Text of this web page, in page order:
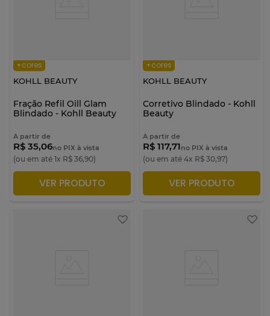
+cores
KOHLL BEAUTY
Fração Refil Oill Glam
Blindado - Kohll Beauty
A partir de
R$ 35,06no PIX à vista
(ou em até 1x R$ 36,90)
ADICIONAR À SACOLA
VER PRODUTO
+cores
KOHLL BEAUTY
Corretivo Blindado - Kohll
Beauty
A partir de
R$ 117,71no PIX à vista
(ou em até 4x R$ 30,97)
ADICIONAR À SACOLA
VER PRODUTO